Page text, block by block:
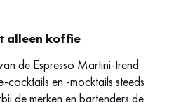
alleen koffie
de Espresso Martini-trend
en -mocktails steeds
de merken en bartenders de